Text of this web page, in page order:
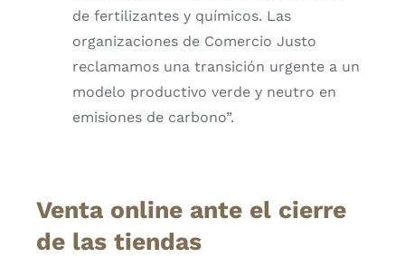
de fertilizantes y químicos. Las
organizaciones de Comercio Justo
reclamamos una transición urgente a un
modelo productivo verde y neutro en
emisiones de carbono”.
Venta online ante el cierre
de las tiendas